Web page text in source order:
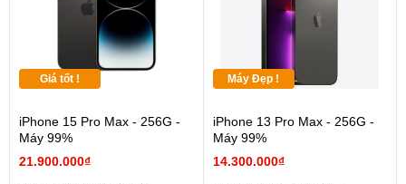
Giá tốt !
iPhone 15 Pro Max - 256G -
Máy 99%
21.900.000₫
Máy Đẹp !
iPhone 13 Pro Max - 256G -
Máy 99%
14.300.000₫